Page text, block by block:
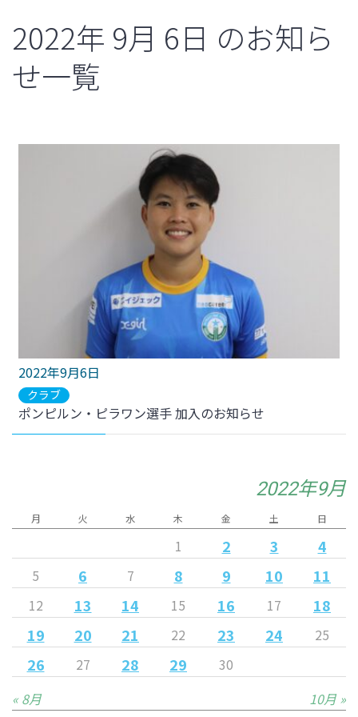
2022年 9月 6日 のお知ら
せ一覧
2022年9月6日
クラブ
ポンピルン・ピラワン選手 加入のお知らせ
2022年9月
月 火 水 木 金 土 日
1 2 3 4
5 6 7 8 9 10 11
12 13 14 15 16 17
18
19
20 21 22 23 24 25
26 27 28 29
30
« 8月
10月 »